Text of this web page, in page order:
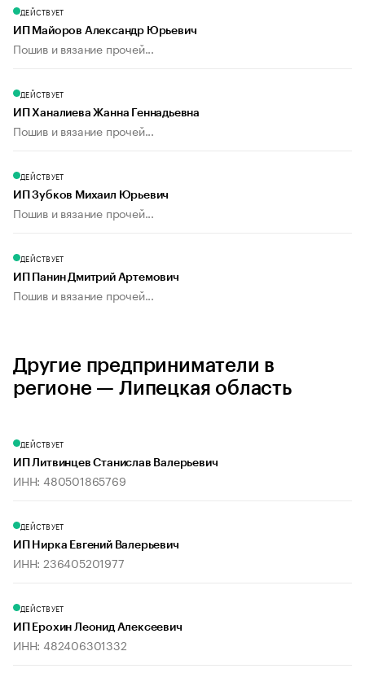
ДЕЙСТВУЕТ
ИП Майоров Александр Юрьевич
Пошив и вязание прочей...
ДЕЙСТВУЕТ
ИП Ханалиева Жанна Геннадьевна
Пошив и вязание прочей...
ДЕЙСТВУЕТ
ИП Зубков Михаил Юрьевич
Пошив и вязание прочей...
ДЕЙСТВУЕТ
ИП Панин Дмитрий Артемович
Пошив и вязание прочей...
Другие предприниматели в
регионе — Липецкая область
ДЕЙСТВУЕТ
ИП Литвинцев Станислав Валерьевич
ИНН: 480501865769
ДЕЙСТВУЕТ
ИП Нирка Евгений Валерьевич
ИНН: 236405201977
ДЕЙСТВУЕТ
ИП Ерохин Леонид Алексеевич
ИНН: 482406301332